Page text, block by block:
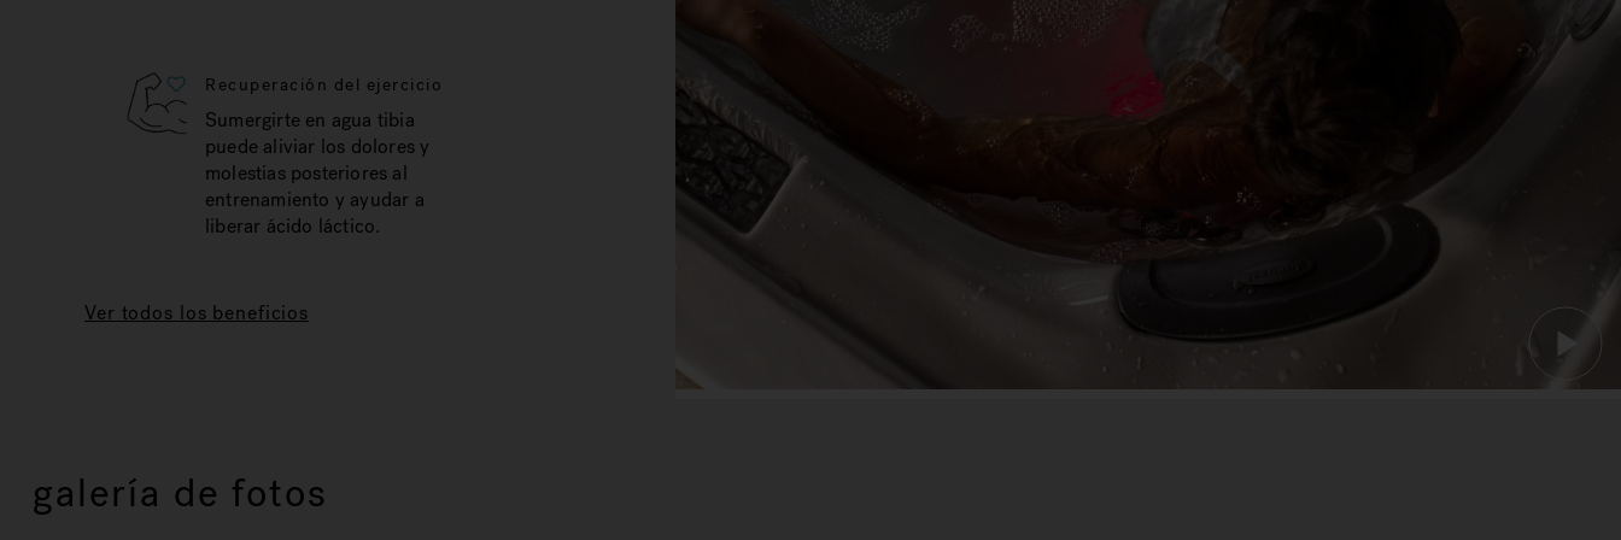
Recuperación del ejercicio
Sumergirte en agua tibia
puede aliviar los dolores y
molestias posteriores al
entrenamiento y ayudar a
liberar ácido láctico.
Ver todos los beneficios
galería de fotos